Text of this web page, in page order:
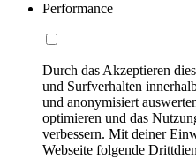
Performance
Durch das Akzeptieren
und Surfverhalten
und anonymisiert
optimieren und das
verbessern. Mit deiner
Webseite folgende